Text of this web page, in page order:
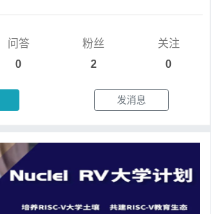
问答
0
粉丝
2
关注
0
发消息